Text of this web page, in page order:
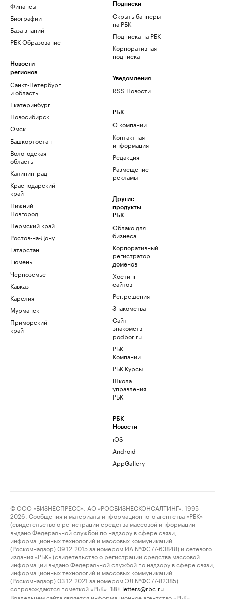
Финансы
Биографии
База знаний
РБК Образование
Новости
регионов
Санкт-Петербург
и область
Екатеринбург
Новосибирск
Омск
Башкортостан
Вологодская
область
Калининград
Краснодарский
край
Нижний
Новгород
Пермский край
Ростов-на-Дону
Татарстан
Тюмень
Черноземье
Кавказ
Карелия
Мурманск
Приморский
край
Подписки
Скрыть баннеры
на РБК
Подписка на РБК
Корпоративная
подписка
Уведомления
RSS Новости
РБК
О компании
Контактная
информация
Редакция
Размещение
рекламы
Другие
продукты
РБК
Облако для
бизнеса
Корпоративный
регистратор
доменов
Хостинг
сайтов
Рег.решения
Знакомства
Сайт
знакомств
podbor.ru
РБК
Компании
РБК Курсы
Школа
управления
РБК
РБК
Новости
iOS
Android
AppGallery
© ООО «БИЗНЕСПРЕСС», АО «РОСБИЗНЕСКОНСАЛТИНГ», 1995–
2026. Сообщения и материалы информационного агентства «РБК»
(свидетельство о регистрации средства массовой информации
выдано Федеральной службой по надзору в сфере связи,
информационных технологий и массовых коммуникаций
(Роскомнадзор) 09.12.2015 за номером ИА №ФС77-63848) и сетевого
издания «РБК» (свидетельство о регистрации средства массовой
информации выдано Федеральной службой по надзору в сфере связи,
информационных технологий и массовых коммуникаций
(Роскомнадзор) 03.12.2021 за номером ЭЛ №ФС77-82385)
сопровождаются пометкой «РБК».
18+ letters@rbc.ru